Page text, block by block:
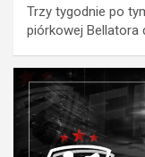
Trzy tygodnie po
piórkowej Bellatora